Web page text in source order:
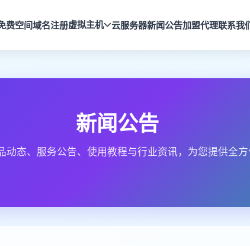
费空间域名注册虚拟主机 云服务器新闻公告加盟代理联系我
新闻公告
动态、服务公告、使用教程与行业资讯，为您提供全